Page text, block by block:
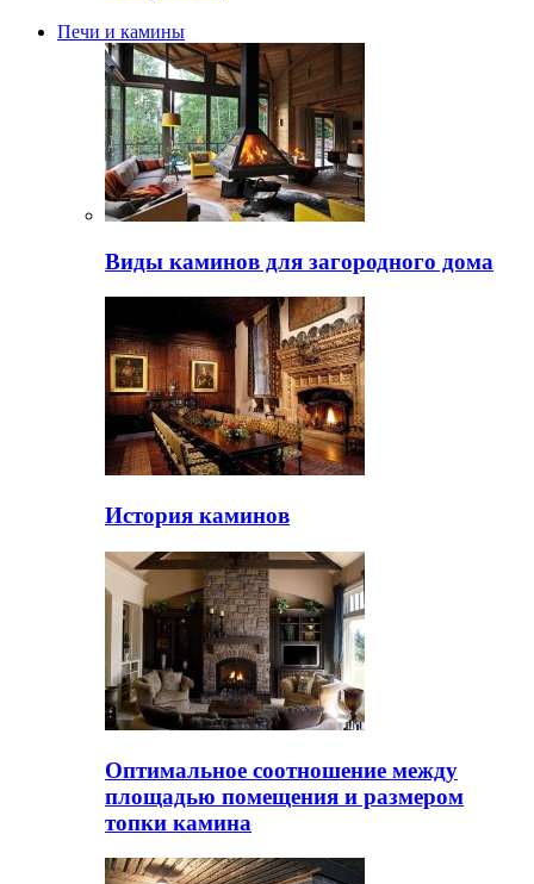
Печи и камины
Виды каминов для загородного дома
История каминов
Оптимальное соотношение между
площадью помещения и размером
топки камина